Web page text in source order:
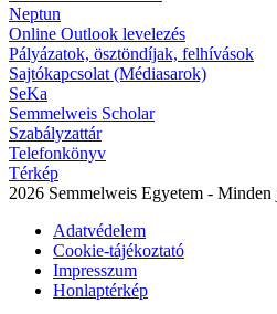
Neptun
Online Outlook levelezés
Pályázatok, ösztöndíjak, felhívások
Sajtókapcsolat (Médiasarok)
SeKa
Semmelweis Scholar
Szabályzattár
Telefonkönyv
Térkép
2026 Semmelweis Egyetem - Minden
Adatvédelem
Cookie-tájékoztató
Impresszum
Honlaptérkép